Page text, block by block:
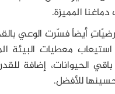
المميزة.
أيضاً فسّرت الوعي
استيعاب معطيات البيئة
الحيوانات، إضافة
للأفضل.